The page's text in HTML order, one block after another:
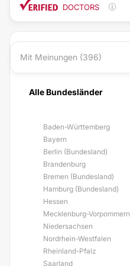
DOCTORS
Mit Meinungen (396)
Alle Bundesländer
Baden-Württemberg
Bayern
Berlin (Bundesland)
Brandenburg
Bremen (Bundesland)
Hamburg (Bundesland)
Hessen
Mecklenburg-Vorpommern
Niedersachsen
Nordrhein-Westfalen
Rheinland-Pfalz
Saarland